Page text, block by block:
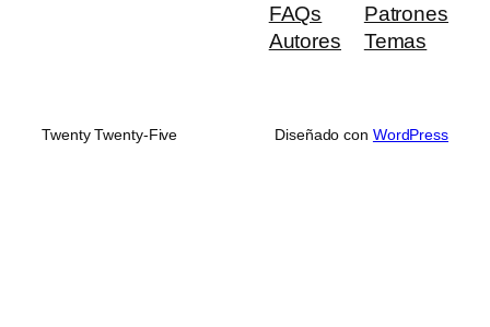
FAQs
Autores
Patrones
Temas
Twenty Twenty-Five Diseñado con WordPress